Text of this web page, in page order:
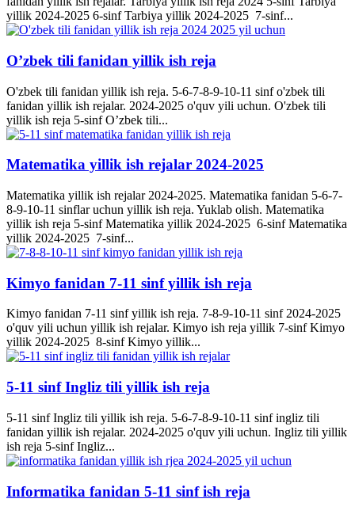
yillik 2024-2025 6-sinf Tarbiya yillik 2024-2025 7-sinf...
O’zbek tili fanidan yillik ish reja
O'zbek tili fanidan yillik ish reja. 5-6-7-8-9-10-11 sinf o'zbek tili
fanidan yillik ish rejalar. 2024-2025 o'quv yili uchun. O'zbek tili
yillik ish reja 5-sinf O’zbek tili...
Matematika yillik ish rejalar 2024-2025
Matematika yillik ish rejalar 2024-2025. Matematika fanidan 5-6-7-
8-9-10-11 sinflar uchun yillik ish reja. Yuklab olish. Matematika
yillik ish reja 5-sinf Matematika yillik 2024-2025 6-sinf Matematika
yillik 2024-2025 7-sinf...
Kimyo fanidan 7-11 sinf yillik ish reja
Kimyo fanidan 7-11 sinf yillik ish reja. 7-8-9-10-11 sinf 2024-2025
o'quv yili uchun yillik ish rejalar. Kimyo ish reja yillik 7-sinf Kimyo
yillik 2024-2025 8-sinf Kimyo yillik...
5-11 sinf Ingliz tili yillik ish reja
5-11 sinf Ingliz tili yillik ish reja. 5-6-7-8-9-10-11 sinf ingliz tili
fanidan yillik ish rejalar. 2024-2025 o'quv yili uchun. Ingliz tili yillik
ish reja 5-sinf Ingliz...
Informatika fanidan 5-11 sinf ish reja